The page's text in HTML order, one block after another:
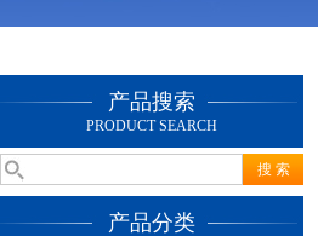
产品搜索
PRODUCT SEARCH
产品分类